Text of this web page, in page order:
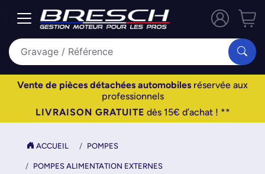
Vente de pièces détachées automobiles réservée aux
professionnels
LIVRAISON GRATUITE dès 15€ d’achat ! **
ACCUEIL POMPES
POMPES ALIMENTATION EXTERNES